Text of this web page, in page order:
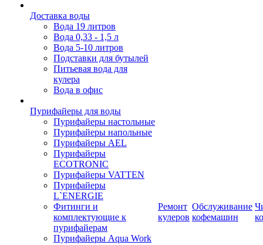
Доставка воды
Вода 19 литров
Вода 0,33 - 1,5 л
Вода 5-10 литров
Подставки для бутылей
Питьевая вода для
кулера
Вода в офис
Пурифайеры для воды
Пурифайеры настольные
Пурифайеры напольные
Пурифайеры AEL
Пурифайеры
ECOTRONIC
Пурифайеры VATTEN
Пурифайеры
L`ENERGIE
Фитинги и
комплектующие к
пурифайерам
Пурифайеры Aqua Work
Ремонт
кулеров
Обслуживание
кофемашин